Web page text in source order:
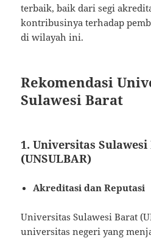
terbaik, baik dari segi
kontribusinya terhadap
di wilayah ini.
Rekomendasi
Sulawesi Barat
1.Universitas Sulawesi
(UNSULBAR)
Akreditasi dan Reputasi
Universitas Sulawesi Barat
universitas negeri yang